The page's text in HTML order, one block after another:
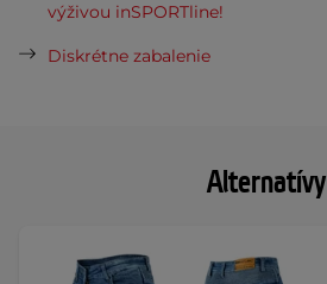
Alternatívy
výživou inSPORTline!
Diskrétne zabalenie